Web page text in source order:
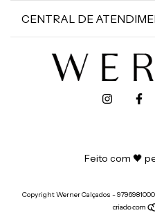
CENTRAL DE
Feito com 🖤
Copyright Werner Calçados -